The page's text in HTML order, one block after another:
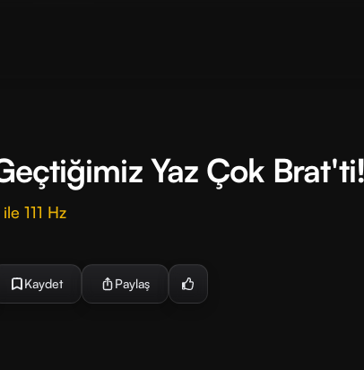
Yaz Çok Brat'ti!
111 Hz
Kaydet Paylaş